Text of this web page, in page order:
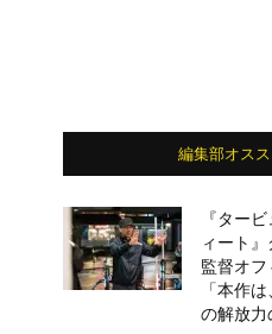
編集部オス
『ター
ィート
監督オ
「本作
の解放力